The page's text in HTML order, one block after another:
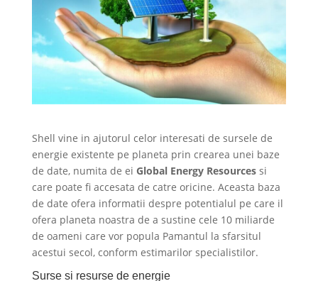
Shell vine in ajutorul celor interesati de sursele de
energie existente pe planeta prin crearea unei baze
de date, numita de ei Global Energy Resourcessi
care poate fi accesata de catre oricine. Aceasta baza
de date ofera informatii despre potentialul pe care il
ofera planeta noastra de a sustine cele 10 miliarde
de oameni care vor popula Pamantul la sfarsitul
acestui secol, conform estimarilor specialistilor.
Surse si resurse de energie